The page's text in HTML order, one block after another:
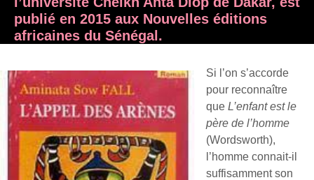
publié en 2015 aux Nouvelles éditions
africaines du Sénégal.
Si l’on s’accorde
pour reconnaître
que L’enfant est le
père de l’homme
(Wordsworth),
l’homme connait-il
suffisamment son